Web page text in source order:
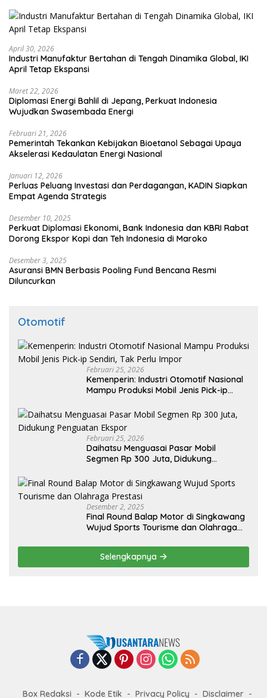
April 30, 2026
Industri Manufaktur Bertahan di Tengah Dinamika Global, IKI
April Tetap Ekspansi
Maret 22, 2026
Diplomasi Energi Bahlil di Jepang, Perkuat Indonesia
Wujudkan Swasembada Energi
Februari 21, 2026
Pemerintah Tekankan Kebijakan Bioetanol Sebagai Upaya
Akselerasi Kedaulatan Energi Nasional
Januari 12, 2026
Perluas Peluang Investasi dan Perdagangan, KADIN Siapkan
Empat Agenda Strategis
Desember 10, 2025
Perkuat Diplomasi Ekonomi, Bank Indonesia dan KBRI Rabat
Dorong Ekspor Kopi dan Teh Indonesia di Maroko
Desember 3, 2025
Asuransi BMN Berbasis Pooling Fund Bencana Resmi
Diluncurkan
Otomotif
Februari 25, 2026
Kemenperin: Industri Otomotif Nasional
Mampu Produksi Mobil Jenis Pick-ip
Februari 25, 2026
Daihatsu Menguasai Pasar Mobil
Segmen Rp 300 Juta, Didukung
Desember 2, 2025
Final Round Balap Motor di Singkawang
Wujud Sports Tourisme dan Olahraga
Selengkapnya
Box Redaksi Kode Etik Privacy Policy Disclaimer